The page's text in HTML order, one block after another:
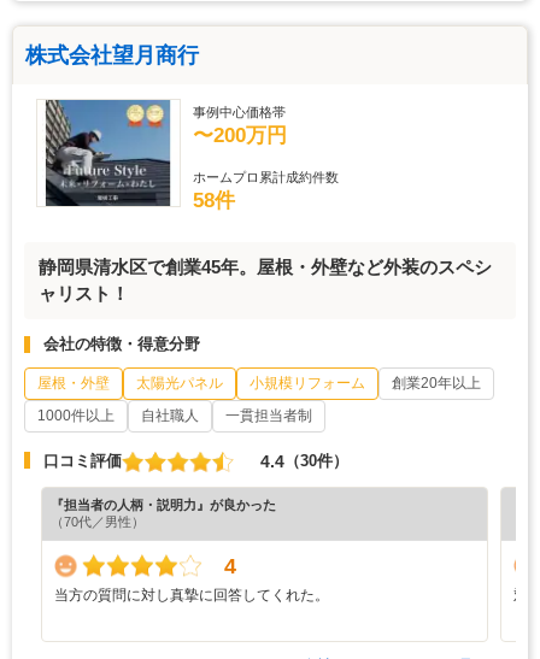
株式会社望月商行
事例中心価格帯
〜200万円
ホームプロ累計成約件数
58件
静岡県清水区で創業45年。屋根・外壁など外装のスペシ
ャリスト！
会社の特徴・得意分野
屋根・外壁 太陽光パネル 小規模リフォーム
創業20年以上
1000件以上
自社職人 一貫担当者制
口コミ評価 4.4 （30件）
『担当者の人柄・説明力』が良かった
（70代／男性）
4
当方の質問に対し真摯に回答してくれた。 対